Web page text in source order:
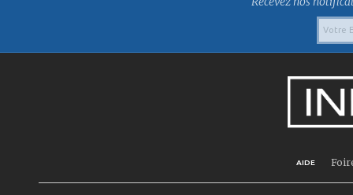
AIDE